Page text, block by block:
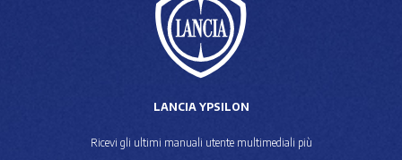
LANCIA YPSILON
Ricevi gli ultimi manuali utente multimediali più